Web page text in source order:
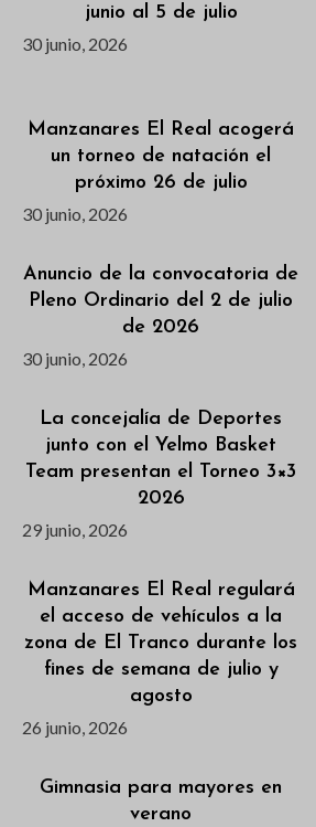
junio al 5 de julio
30 junio, 2026
Manzanares El Real acogerá
un torneo de natación el
próximo 26 de julio
30 junio, 2026
Anuncio de la convocatoria de
Pleno Ordinario del 2 de julio
de 2026
30 junio, 2026
La concejalía de Deportes
junto con el Yelmo Basket
Team presentan el Torneo 3×3
2026
29 junio, 2026
Manzanares El Real regulará
el acceso de vehículos a la
zona de El Tranco durante los
fines de semana de julio y
agosto
26 junio, 2026
Gimnasia para mayores en
verano